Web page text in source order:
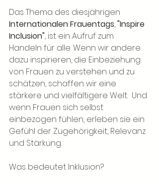
Das Thema des diesjährigen
Internationalen Frauentags, "Inspire
Inclusion", ist ein Aufruf zum
Handeln für alle. Wenn wir andere
dazu inspirieren, die Einbeziehung
von Frauen zu verstehen und zu
schätzen, schaffen wir eine
stärkere und vielfältigere Welt.  Und
wenn Frauen sich selbst
einbezogen fühlen, erleben sie ein
Gefühl der Zugehörigkeit, Relevanz
und Stärkung.
Was bedeutet Inklusion?